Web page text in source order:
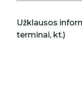
Užklausos
terminai, kt.)